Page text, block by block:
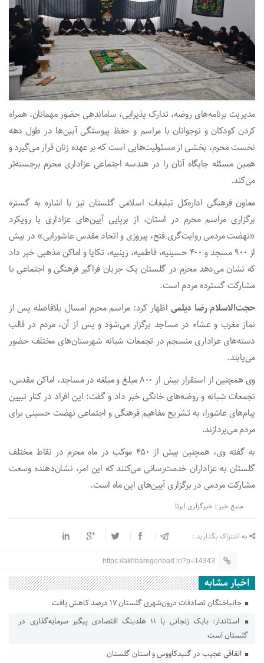
مدیریت برنامه‌های روضه، تدارک پذیرایی، ساماندهی حضور مهمانان، همراه
کردن کودکان و نوجوانان با مراسم و حفظ پیوستگی آیین‌ها در طول دهه
نخست محرم، بخشی از مسئولیت‌هایی است که بر عهده زنان قرار می‌گیرد و
همین مسئله جایگاه آنان را در هندسه اجتماعی عزاداری محرم برجسته‌تر
می‌کند.
معاون فرهنگی اداره‌کل تبلیغات اسلامی گلستان نیز با اشاره به گستره
برگزاری مراسم محرم در استان، از برپایی آیین‌های عزاداری با رویکرد
«نهضت مردمی روایت‌گری فتح، پیروزی و اتحاد مقدس عاشورایی» در بیش
از ۹۰۰ مسجد و ۴۰۰ حسینیه، فاطمیه، زینبیه، تکایا و اماکن مذهبی خبر داد
که نشان می‌دهد محرم در گلستان یک جریان فراگیر فرهنگی و اجتماعی با
مشارکت گسترده مردم است.
حجت‌الاسلام رضا دیلمی اظهار کرد: مراسم محرم امسال بلافاصله پس از
نماز مغرب و عشاء در مساجد برگزار می‌شود و پس از آن، مردم در قالب
دسته‌های عزاداری منسجم در تجمعات شبانه شهرستان‌های مختلف حضور
می‌یابند.
وی همچنین از استقرار بیش از ۸۰۰ مبلغ و مبلغه در مساجد، اماکن مقدس،
تجمعات شبانه و روضه‌های خانگی خبر داد و گفت: این افراد در کنار تبیین
پیام‌های عاشورا، به تشریح مفاهیم فرهنگی و اجتماعی نهضت حسینی برای
مردم می‌پردازند.
به گفته وی، همچنین بیش از ۴۵۰ موکب در ماه محرم در نقاط مختلف
گلستان به عزاداران خدمت‌رسانی می‌کنند که این امر، نشان‌دهنده وسعت
مشارکت مردمی در برگزاری آیین‌های این ماه است.
منبع خبر : خبرگزاری ایرنا
به اشتراک بگذارید :
https://akhbaregonbad.ir/?p=14343
اخبار مشابه
جانباختگان تصادفات درون‌شهری گلستان ۱۷ درصد کاهش یافت
استاندار: بابک زنجانی با ۱۱ هلدینگ اقتصادی پیگیر سرمایه‌گذاری در
گلستان است
اتفاقی عجیب در‌ گنبدکاووس و استان گلستان